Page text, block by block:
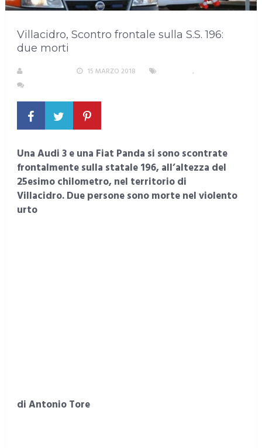
Villacidro, Scontro frontale sulla S.S. 196:
due morti
15 MARZO 2018 ,
Una Audi 3 e una Fiat Panda si sono scontrate
frontalmente sulla statale 196, all’altezza del
25esimo chilometro, nel territorio di
Villacidro. Due persone sono morte nel violento
urto
di Antonio Tore